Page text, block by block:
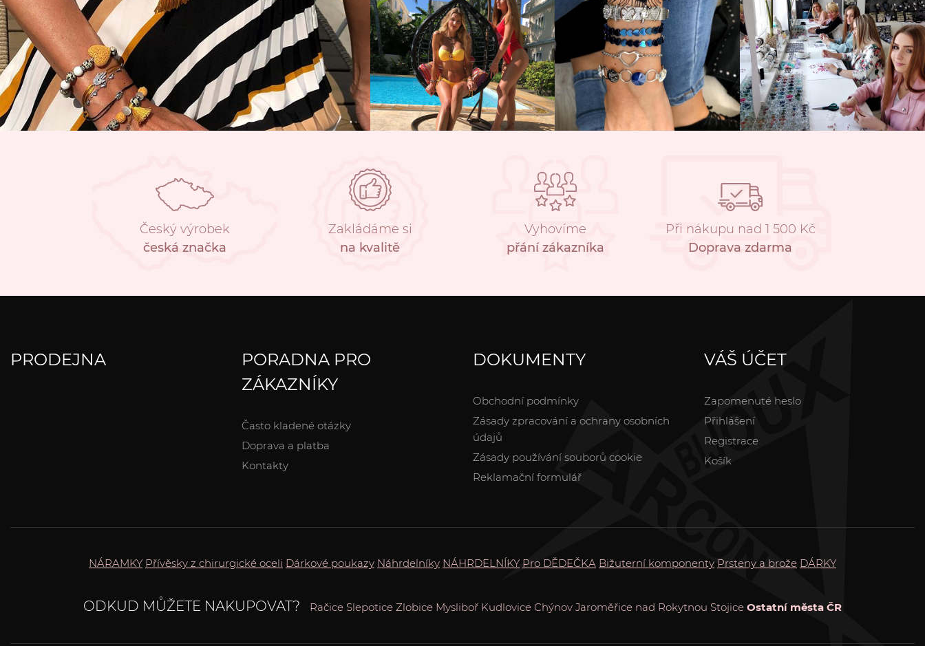
Český výrobek
česká značka
Zakládáme si
na kvalitě
Vyhovíme
přání zákazníka
Při nákupu nad 1 500 Kč
Doprava zdarma
PRODEJNA
PORADNA PRO
ZÁKAZNÍKY
Často kladené otázky
Doprava a platba
Kontakty
DOKUMENTY
Obchodní podmínky
Zásady zpracování a ochrany osobních
údajů
Zásady používání souborů cookie
Reklamační formulář
VÁŠ ÚČET
Zapomenuté heslo
Přihlášení
Registrace
Košík
NÁRAMKY Přívěsky z chirurgické oceli Dárkové poukazy Náhrdelníky NÁHRDELNÍKY Pro DĚDEČKA Bižuterní komponenty Prsteny a brože DÁRKY
ODKUD MŮŽETE NAKUPOVAT? Račice Slepotice Zlobice Mysliboř Kudlovice Chýnov Jaroměřice nad Rokytnou Stojice Ostatní města ČR